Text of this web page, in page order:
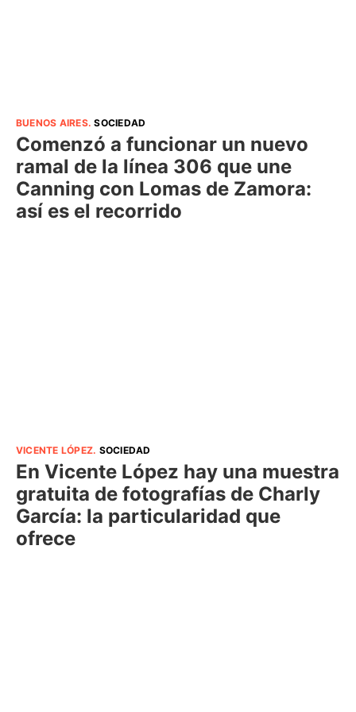
BUENOS AIRES.SOCIEDAD
Comenzó a funcionar un nuevo
ramal de la línea 306 que une
Canning con Lomas de Zamora:
así es el recorrido
VICENTE LÓPEZ. SOCIEDAD
En Vicente López hay una muestra
gratuita de fotografías de Charly
García: la particularidad que
ofrece